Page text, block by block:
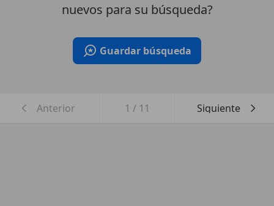
nuevos para su búsqueda?
Guardar búsqueda
Anterior 1 / 11 Siguiente